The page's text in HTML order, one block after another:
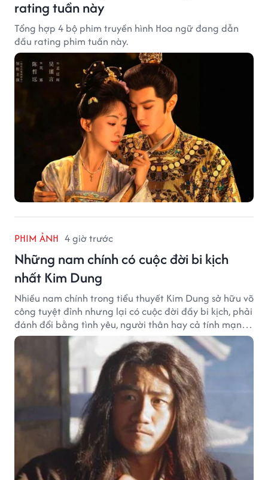
rating tuần này
Tổng hợp 4 bộ phim truyền hình Hoa ngữ đang dẫn
đầu rating phim tuần này.
PHIM ẢNH 4 giờ trước
Những nam chính có cuộc đời bi kịch
nhất Kim Dung
Nhiều nam chính trong tiểu thuyết Kim Dung sở hữu võ
công tuyệt đỉnh nhưng lại có cuộc đời đầy bi kịch, phải
đánh đổi bằng tình yêu, người thân hay cả tính mạng,
khiến độc giả không khỏi tiếc nuối.